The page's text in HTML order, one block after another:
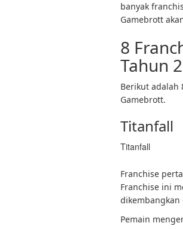
banyak
Gamebrott
8
Tahun
Berikut adalah
Gamebrott.
Titanfall
Titanfall
Franchise
Franchise ini
dikembangkan
Pemain